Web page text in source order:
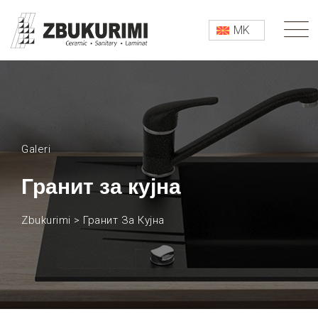
MK
Galeri
Гранит за кујна
Zbukurimi > Гранит За Кујна